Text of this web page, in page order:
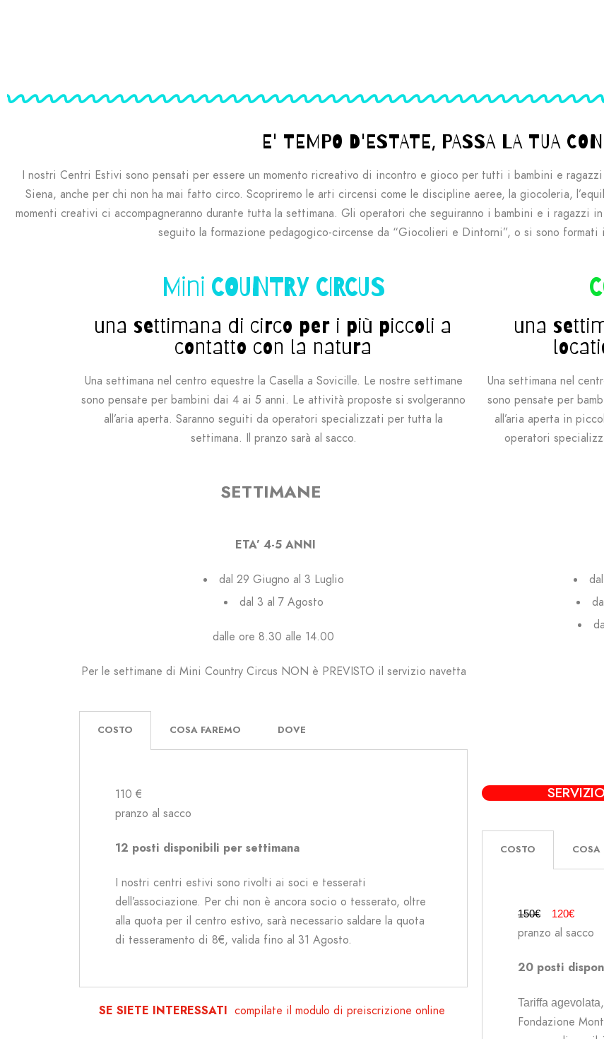
E' TEMPO D'ESTATE, PASSA LA TUA
I nostri Centri Estivi sono pensati per essere un momento ricreativo di incontro e gioco per tutti i bambini e
Siena, anche per chi non ha mai fatto circo. Scopriremo le arti circensi come le discipline aeree, la giocoleria,
momenti creativi ci accompagneranno durante tutta la settimana. Gli operatori che seguiranno i bambini e i ragazzi
seguito la formazione pedagogico-circense da “Giocolieri e Dintorni”, o si sono formati
Mini COUNTRY CIRCUS
una settimana di circo per i più piccoli a
contatto con la natura
Una settimana nel centro equestre la Casella a Sovicille. Le nostre settimane
sono pensate per bambini dai 4 ai 5 anni. Le attività proposte si svolgeranno
all’aria aperta. Saranno seguiti da operatori specializzati per tutta la
settimana. Il pranzo sarà al sacco.
SETTIMANE
ETA’ 4-5 ANNI
dal 29 Giugno al 3 Luglio
dal 3 al 7 Agosto
dalle ore 8.30 alle 14.00
Per le settimane di Mini Country Circus NON è PREVISTO il servizio navetta
COSTO COSA FAREMO DOVE
110 €
pranzo al sacco
12 posti disponibili per settimana
I nostri centri estivi sono rivolti ai soci e tesserati
dell’associazione. Per chi non è ancora socio o tesserato, oltre
alla quota per il centro estivo, sarà necessario saldare la quota
di tesseramento di 8€, valida fino al 31 Agosto.
SE SIETE INTERESSATI compilate il modulo di preiscrizione online
una
Una settimana nel
sono pensate per
all’aria aperta in
operatori
SERVIZIO
COSTO COSA
150€ 120€
pranzo al sacco
20 posti
Tariffa agevolata
Fondazione